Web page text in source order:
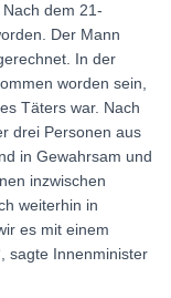
dem 21-
Der Mann
In der
worden sein,
Täters war. Nach
drei Personen aus
in Gewahrsam und
inzwischen
weiterhin in
es mit einem
sagte Innenminister